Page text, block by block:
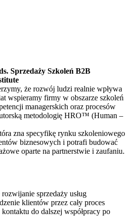
Sprzedaży Szkoleń B2B
że rozwój ludzi realnie wpływa
wspieramy firmy w obszarze szkoleń
managerskich oraz procesów
metodologię HRO™ (Human –
zna specyfikę rynku szkoleniowego
biznesowych i potrafi budować
oparte na partnerstwie i zaufaniu.
sprzedaży usług
klientów przez cały proces
do dalszej współpracy po